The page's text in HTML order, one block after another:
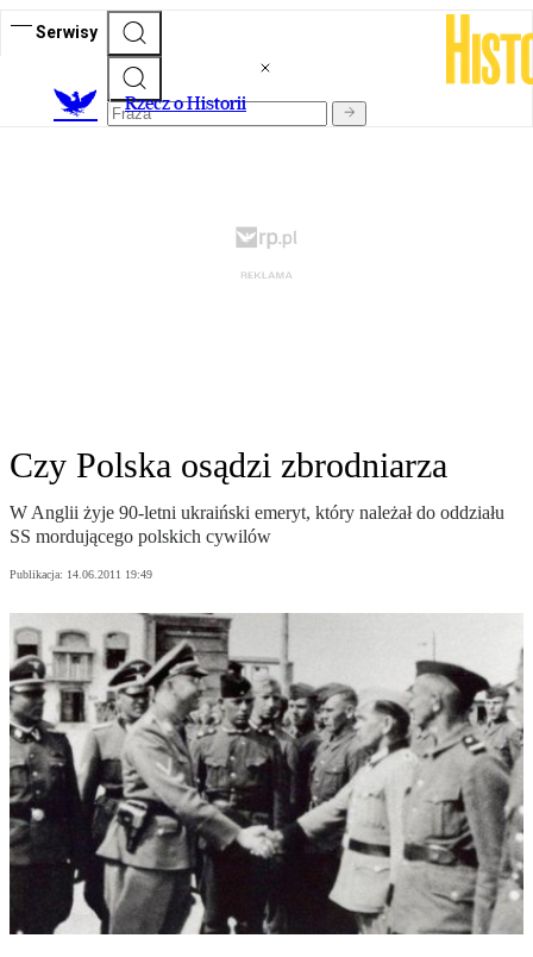
Serwisy
Rzecz o Historii
Czy Polska osądzi zbrodniarza
W Anglii żyje 90-letni ukraiński emeryt, który należał do oddziału
SS mordującego polskich cywilów
Publikacja: 14.06.2011 19:49